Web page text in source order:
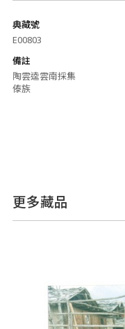
典藏號
E00803
備註
陶雲逵雲南採集
傣族
更多藏品